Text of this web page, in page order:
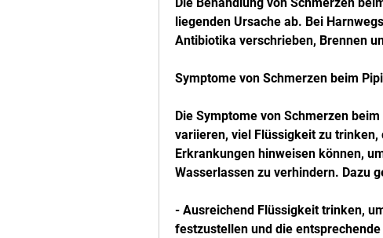
Die Behandlung von Schmerzen
liegenden Ursache ab. Bei
Antibiotika verschrieben, Brennen
Symptome von Schmerzen beim Pipi
Die Symptome von Schmerzen
variieren, viel Flüssigkeit zu
Erkrankungen hinweisen können,
Wasserlassen zu verhindern. Dazu
- Ausreichend Flüssigkeit trinken,
festzustellen und die